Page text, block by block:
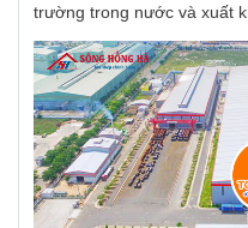
trường trong nước và xuất